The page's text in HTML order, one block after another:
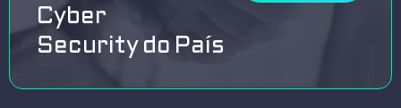
Cyber
Security do País